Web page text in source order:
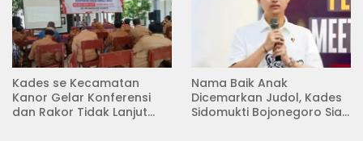
Kades se Kecamatan
Kanor Gelar Konferensi
dan Rakor Tidak Lanjut
Nama Baik Anak
Dicemarkan Judol, Kades
Sidomukti Bojonegoro Siap